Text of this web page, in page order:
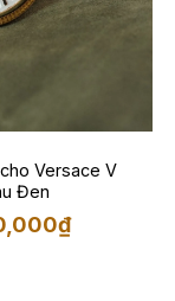
Versace V
Đen
₫Khoảng
giá: